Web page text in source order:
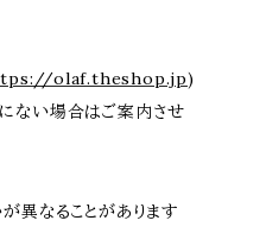
olaf.theshop.jp)
ない場合はご案内させ
異なることがあります